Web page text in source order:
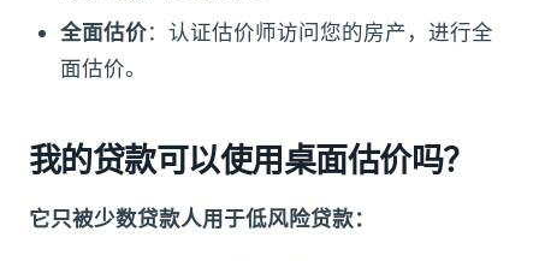
全面估价：认证估价师访问您的房产，进行全
面估价。
我的贷款可以使用桌面估价吗？
它只被少数贷款人用于低风险贷款：